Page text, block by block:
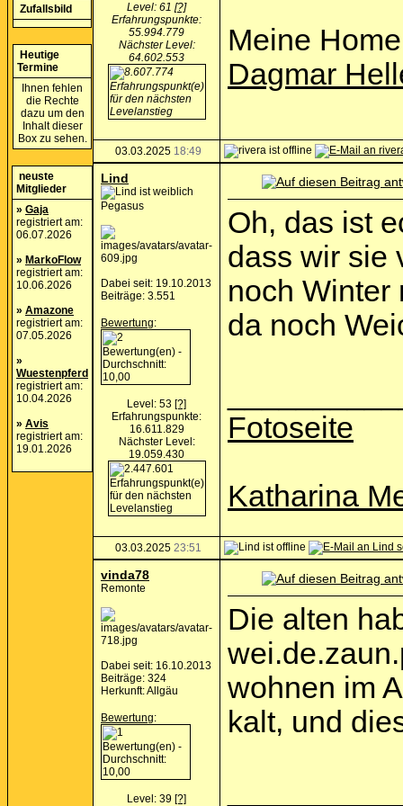
Zufallsbild
Heutige
Termine
Ihnen fehlen
die Rechte
dazu um den
Inhalt dieser
Box zu sehen.
neuste
Mitglieder
» Gaja
registriert am:
06.07.2026
» MarkoFlow
registriert am:
10.06.2026
» Amazone
registriert am:
07.05.2026
»
Wuestenpferd
registriert am:
10.04.2026
» Avis
registriert am:
19.01.2026
Level: 61 [?]
Erfahrungspunkte:
55.994.779
Nächster Level:
64.602.553
Meine
Dagmar
03.03.2025 18:49
Lind
Pegasus
Dabei seit: 19.10.2013
Beiträge: 3.551
Bewertung:
Level: 53 [?]
Erfahrungspunkte:
16.611.829
Nächster Level:
19.059.430
Oh, das ist
dass wir sie
noch Winter
da noch
Fotoseite
Katharina
03.03.2025 23:51
vinda78
Remonte
Dabei seit: 16.10.2013
Beiträge: 324
Herkunft: Allgäu
Bewertung:
Level: 39 [?]
Die alten
wohnen im
kalt, und